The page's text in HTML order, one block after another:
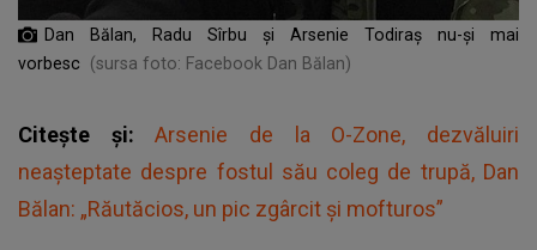
Dan Bălan, Radu Sîrbu și Arsenie Todiraș nu-și mai
vorbesc
(sursa foto: Facebook Dan Bălan)
Citește și:Arsenie de la O-Zone, dezvăluiri
neașteptate despre fostul său coleg de trupă, Dan
Bălan: „Răutăcios, un pic zgârcit și mofturos”